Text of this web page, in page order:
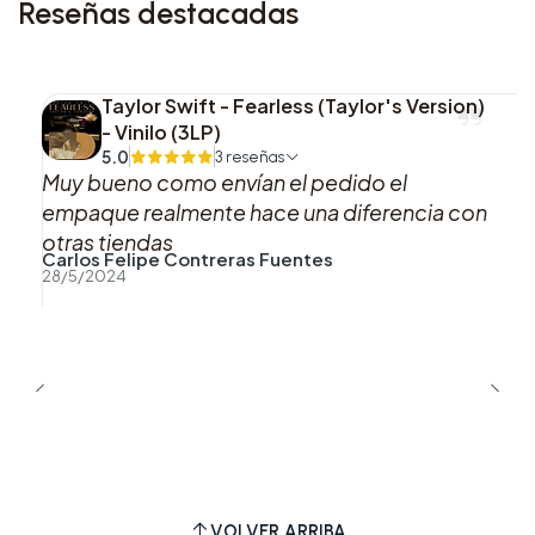
6. The Waiting Game
1. Season 2 Weight Loss
2. Coming Up Roses
3. Pop
5. Paint By Numbers
Reseñas destacadas
Taylor Swift - Fearless (Taylor's Version)
- Vinilo (3LP)
5.0 3 reseñas
Muy bueno como envían el pedido el
empaque realmente hace una diferencia con
otras tiendas
Carlos Felipe Contreras Fuentes
28/5/2024